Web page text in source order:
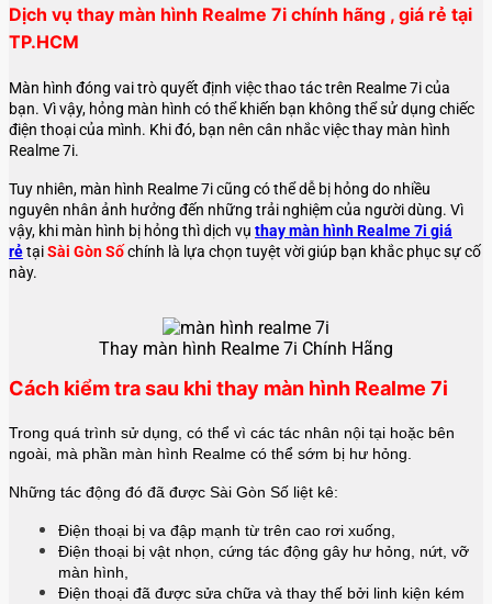
Dịch vụ thay màn hình Realme 7i chính hãng , giá rẻ tại
TP.HCM
Màn hình đóng vai trò quyết định việc thao tác trên Realme 7i của
bạn. Vì vậy, hỏng màn hình có thể khiến bạn không thể sử dụng chiếc
điện thoại của mình. Khi đó, bạn nên cân nhắc việc thay màn hình
Realme 7i.
Tuy nhiên, màn hình Realme 7icũng có thể dễ bị hỏng do nhiều
nguyên nhân ảnh hưởng đến những trải nghiệm của người dùng. Vì
vậy, khi màn hình bị hỏng thì dịch vụ thay màn hình Realme 7i giá
rẻtạiSài Gòn Sốchính là lựa chọn tuyệt vời giúp bạn khắc phục sự cố
này.
Thay màn hình Realme 7i Chính Hãng
Cách kiểm tra sau khi thay màn hình Realme 7i
Trong quá trình sử dụng, có thể vì các tác nhân nội tại hoặc bên
ngoài, mà phần màn hình Realme có thể sớm bị hư hỏng.
Những tác động đó đã được Sài Gòn Số liệt kê:
Điện thoại bị va đập mạnh từ trên cao rơi xuống,
Điện thoại bị vật nhọn, cứng tác động gây hư hỏng, nứt, vỡ
màn hình,
Điện thoại đã được sửa chữa và thay thế bởi linh kiện kém